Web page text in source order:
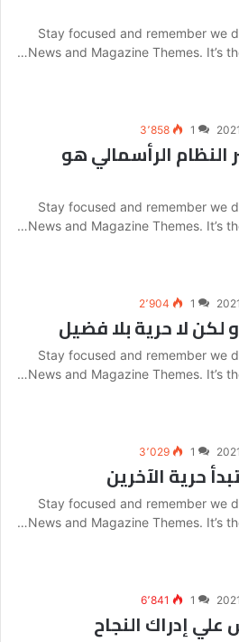
Stay focused and remember we
News and Magazine Themes. It’s
1 3٬858
الرأسمالي هو
Stay focused and remember we
News and Magazine Themes. It’s
1 2٬904
لكن لا حرية بلا فضيل
Stay focused and remember we
News and Magazine Themes. It’s
1 3٬029
حرية الآخرين
Stay focused and remember we
News and Magazine Themes. It’s
1 6٬841
إدراك النجاح